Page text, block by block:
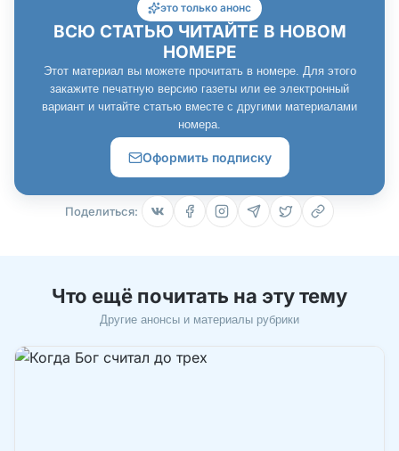
это только анонс
ВСЮ СТАТЬЮ ЧИТАЙТЕ В НОВОМ
НОМЕРЕ
Этот материал вы можете прочитать в номере. Для этого
закажите печатную версию газеты или ее электронный
вариант и читайте статью вместе с другими материалами
номера.
Оформить подписку
Поделиться:
Что ещё почитать на эту тему
Другие анонсы и материалы рубрики